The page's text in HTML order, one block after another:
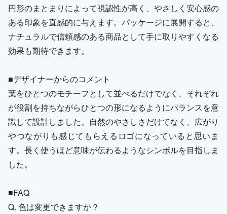
円形のまとまりによって視認性が高く、やさしく安心感の
ある印象を直感的に与えます。パッケージに展開すると、
ナチュラルで信頼感のある商品として手に取りやすくなる
効果も期待できます。
■デザイナーからのコメント
葉をひとつのモチーフとして並べるだけでなく、それぞれ
が役割を持ちながらひとつの形になるようにバランスを意
識して設計しました。自然のやさしさだけでなく、広がり
やつながりも感じてもらえるロゴになっていると思いま
す。長く使うほど意味が伝わるようなシンボルを目指しま
した。
■FAQ
Q. 色は変更できますか？